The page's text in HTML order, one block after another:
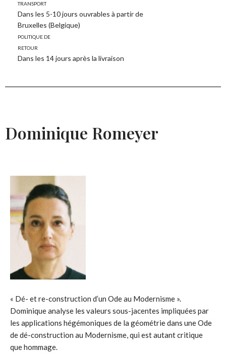
transport
Dans les 5-10 jours ouvrables à partir de
Bruxelles (Belgique)
Politique de
retour
Dans les 14 jours après la livraison
Dominique Romeyer
« Dé- et re-construction d’un Ode au Modernisme ».
Dominique analyse les valeurs sous-jacentes impliquées par
les applications hégémoniques de la géométrie dans une Ode
de dé-construction au Modernisme, qui est autant critique
que hommage.